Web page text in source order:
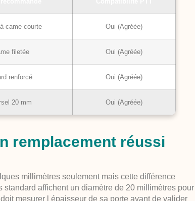
came courte Oui (Agréée)
filetée Oui (Agréée)
renforcé Oui (Agréée)
20 mm Oui (Agréée)
remplacement réussi
millimètres seulement mais cette différence
affichent un diamètre de 20 millimètres pour
mesurer l épaisseur de sa porte avant de valider